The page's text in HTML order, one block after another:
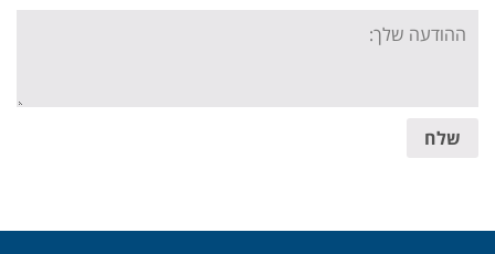
Your
message:
שלח